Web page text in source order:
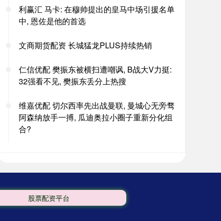
利赢汇 马卡: 在穆帅提出的皇马中场引援名单
中, 恩佐是他的首选
文商期货配资 长城猛龙PLUS持续热销
仁信优配 樊振东被横扫遭嘲讽, B战大V力挺:
32强看不见, 樊振东丢分上热搜
维嘉优配 切尔西率先出战曼联, 曼城心无旁骛
阿森纳放手一搏, 瓜迪奥拉小圈子重新分化组
合?
股票配资平台